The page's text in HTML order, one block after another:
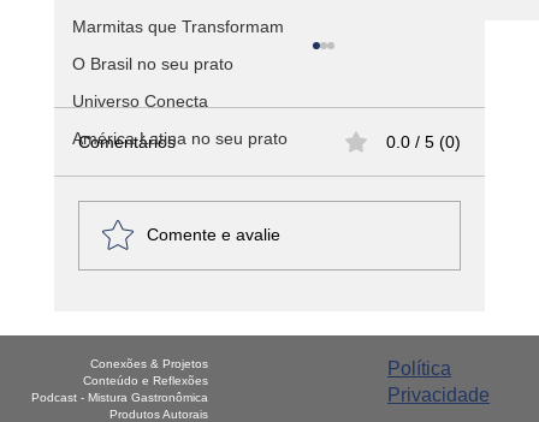
Marmitas que Transformam
O Brasil no seu prato
Universo Conecta
América Latina no seu prato
Comentários 0.0 / 5 (0)
Comente e avalie
Política
Privacidade
Conexões & Projetos
Conteúdo e Reflexões
Podcast - Mistura Gastronômica
Produtos Autorais